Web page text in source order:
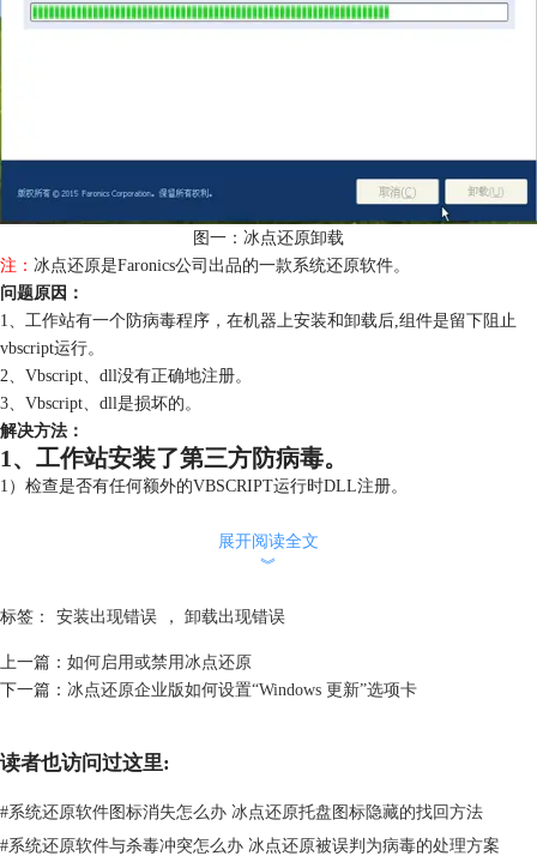
图一：冰点还原卸载
注： 冰点还原是Faronics公司出品的一款系统还原软件。
问题原因：
1、工作站有一个防病毒程序，在机器上安装和卸载后,组件是留下阻止
vbscript运行。
2、Vbscript、dll没有正确地注册。
3、Vbscript、dll是损坏的。
解决方法：
1、工作站安装了第三方防病毒。
1）检查是否有任何额外的VBSCRIPT运行时DLL注册。
system32系统\ vbscript.dll”，如果路径不正确应该改为正确的一个。
3）要想改变它，您将需要获得所有权注册,否则它将显示“拒绝访问”消
4）所有权:点击键并选择许可，点击前进。切换到所有者选项卡，在所有
者选择您目前登录管理员或管理员用户。
5）复选框“subcontainers和对象代替所有者”,单击Apply。现在你应该可以
1）通过管理员身份运行命令提示符，VBScript引擎是可以注册的，要想
2）开始菜单- >所有程序- >附件，右键单击命令提示符,选择以管理员身
份运行。
展开阅读全文
︾
标签： 安装出现错误 ， 卸载出现错误
上一篇： 如何启用或禁用冰点还原
下一篇： 冰点还原企业版如何设置“Windows 更新”选项卡
读者也访问过这里:
#系统还原软件图标消失怎么办 冰点还原托盘图标隐藏的找回方法
#系统还原软件与杀毒冲突怎么办 冰点还原被误判为病毒的处理方案